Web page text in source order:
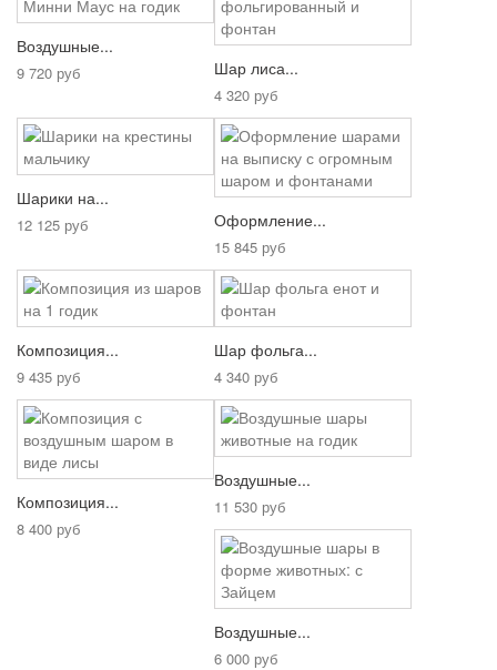
Воздушные...
9 720 руб Шар лиса...
4 320 руб
Шарики на...
12 125 руб Оформление...
15 845 руб
Композиция...
9 435 руб
Шар фольга...
4 340 руб
Композиция...
8 400 руб
Воздушные...
11 530 руб
Воздушные...
6 000 руб